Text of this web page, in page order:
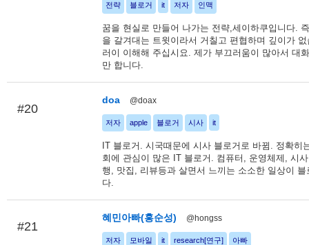
전략 블로거 it 저자 인맥
꿈을 현실로 만들어 나가는 전략,세이하쿠입니다.
을 갈겨대는 트윗이라서 거칠고 편협하며 깊이가
러이 이해해 주십시요. 제가 부끄러움이 많아서 대
만 합니다.
#20
doa @doax
저자 apple 블로거 시사 it
IT 블로거. 시국때문에 시사 블로거로 바뀜. 정확히
회에 관심이 많은 IT 블로거. 컴퓨터, 운영체제, 시
행, 맛집, 리뷰등과 살면서 느끼는 소소한 일상이 블
다.
#21
혜민아빠(홍순성) @hongss
저자 모바일 it research[연구] 아빠